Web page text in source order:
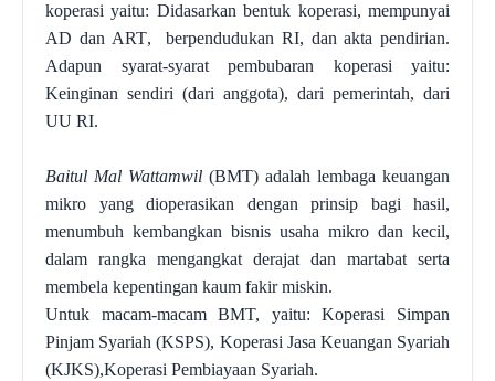
koperasi yaitu: Didasarkan bentuk koperasi,mempunyai
AD dan ART, berpendudukan RI, dan akta pendirian.
Adapun syarat-syarat pembubaran koperasi yaitu:
Keinginan sendiri (dari anggota), dari pemerintah, dari
UU RI.
Baitul Mal Wattamwil (BMT) adalah lembaga keuangan
mikro yang dioperasikan dengan prinsip bagi hasil,
menumbuh kembangkan bisnis usaha mikro dan kecil,
dalam rangka mengangkat derajat dan martabat serta
membela kepentingan kaum fakir miskin.
Untuk macam-macam BMT, yaitu: Koperasi Simpan
Pinjam Syariah (KSPS), Koperasi Jasa Keuangan Syariah
(KJKS),Koperasi Pembiayaan Syariah.